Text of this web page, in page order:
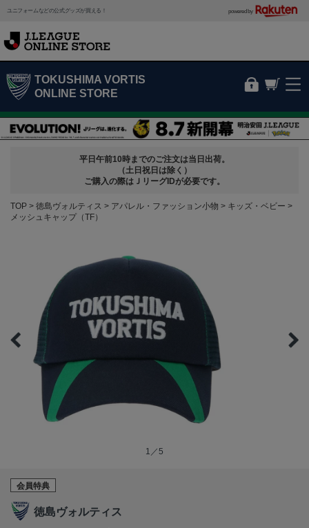
ユニフォームなどの公式グッズが買える！ powered by
TOKUSHIMA VORTIS
ONLINE STORE
平日午前10時までのご注文は当日出荷。
（土日祝日は除く）
ご購入の際はＪリーグIDが必要です。
TOP 徳島ヴォルティス アパレル・ファッション小物
キッズ・ベビー
メッシュキャップ（TF）
1／5
会員特典
徳島ヴォルティス